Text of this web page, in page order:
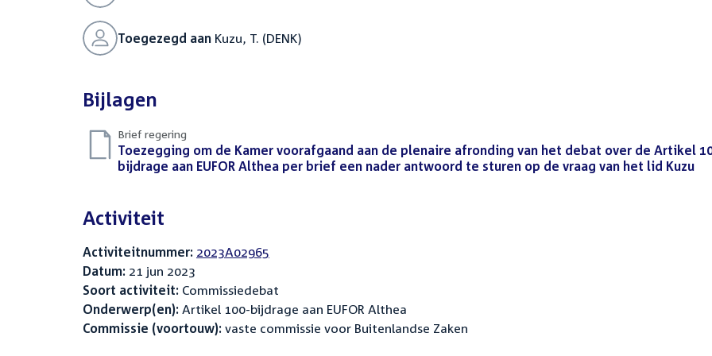
Toegezegd aan Kuzu, T. (DENK)
Bijlagen
Brief regering
Download
bestand:
Toezegging om de Kamer voorafgaand aan de plenaire afronding van het debat over de Artikel
bijdrage aan EUFOR Althea per brief een nader antwoord te sturen op de vraag van het lid Kuzu
Activiteit
Activiteitnummer: 2023A02965
Datum: 21 jun 2023
Soort activiteit: Commissiedebat
Onderwerp(en): Artikel 100-bijdrage aan EUFOR Althea
Commissie (voortouw): vaste commissie voor Buitenlandse Zaken